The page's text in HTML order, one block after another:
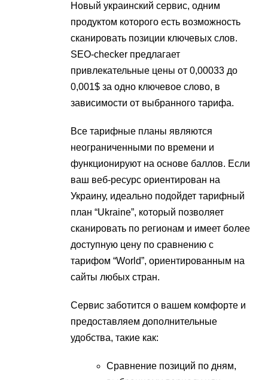
Новый украинский сервис, одним
продуктом которого есть возможность
сканировать позиции ключевых слов.
SEO-checker предлагает
привлекательные цены от 0,00033 до
0,001$ за одно ключевое слово, в
зависимости от выбранного тарифа.
Все тарифные планы являются
неограниченными по времени и
функционируют на основе баллов. Если
ваш веб-ресурс ориентирован на
Украину, идеально подойдет тарифный
план “Ukraine”, который позволяет
сканировать по регионам и имеет более
доступную цену по сравнению с
тарифом “World”, ориентированным на
сайты любых стран.
Сервис заботится о вашем комфорте и
предоставляем дополнительные
удобства, такие как:
Сравнение позиций по дням,